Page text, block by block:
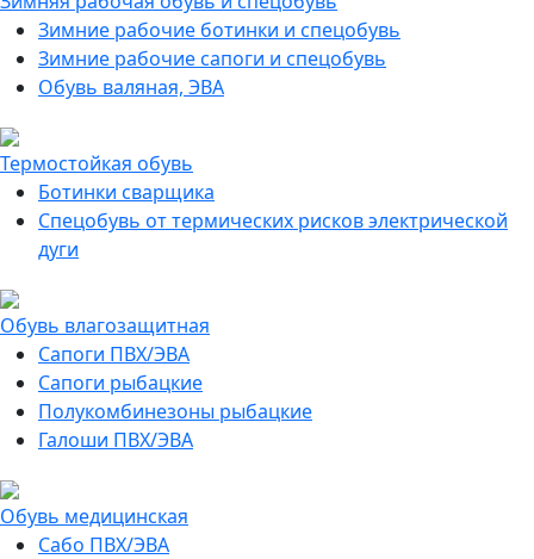
Зимние рабочие ботинки и спецобувь
Зимние рабочие сапоги и спецобувь
Обувь валяная, ЭВА
Термостойкая обувь
Ботинки сварщика
Спецобувь от термических рисков электрической
дуги
Обувь влагозащитная
Сапоги ПВХ/ЭВА
Сапоги рыбацкие
Полукомбинезоны рыбацкие
Галоши ПВХ/ЭВА
Обувь медицинская
Сабо ПВХ/ЭВА